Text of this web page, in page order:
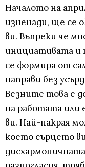
Началото на
изненади, ще се
ви. Въпреки че
инициативата и
се формира от
направи без
Везните това е
на работата или
ви. Най-накрая
което сърцето